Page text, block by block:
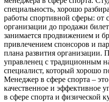
специальность, хорошо
работы спортивной сферы: от
организации до продажи
занимается продвижением и
привлечением спонсоров и
плана развития организации.
управленец с традиционным
специалист, который хорошо
Менеджер в сфере спорта –
качественное и эффективное
в сфере спорта и физической